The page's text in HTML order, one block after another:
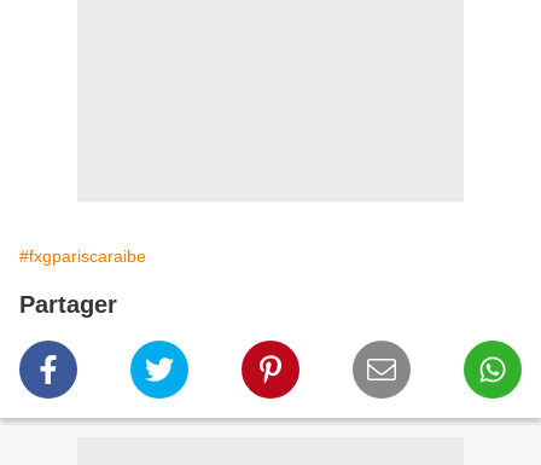
#fxgpariscaraibe
Partager